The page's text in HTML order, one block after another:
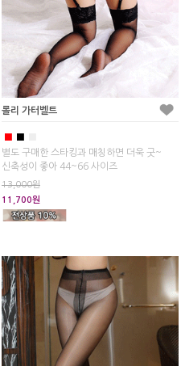
롤리 가터벨트
■ ■
별도 구매한 스타킹과 매칭하면 더욱 굿~
신축성이 좋아 44~66 사이즈
13,000원
11,700원